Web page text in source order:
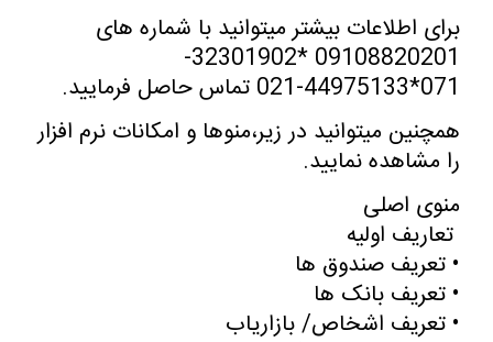
برای اطلاعات بیشتر میتوانید با شماره های
09108820201 *32301902-
071*44975133-021 تماس حاصل فرمایید.
همچنین میتوانید در زیر،منوها و امکانات نرم افزار
را مشاهده نمایید.
منوی اصلی
تعاریف اولیه
• تعریف صندوق ها
• تعریف بانک ها
• تعریف اشخاص/ بازاریاب